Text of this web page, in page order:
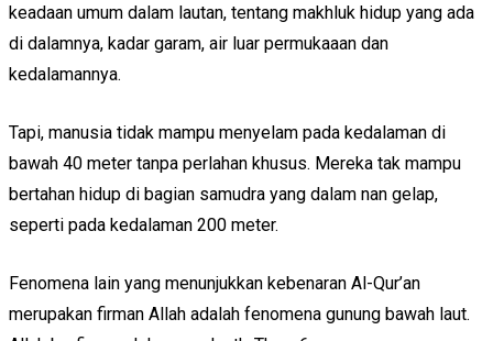
keadaan umum dalam lautan, tentang makhluk hidup yang ada
di dalamnya, kadar garam, air luar permukaaan dan
kedalamannya.
Tapi, manusia tidak mampu menyelam pada kedalaman di
bawah 40 meter tanpa perlahan khusus. Mereka tak mampu
bertahan hidup di bagian samudra yang dalam nan gelap,
seperti pada kedalaman 200 meter.
Fenomena lain yang menunjukkan kebenaran Al-Qur’an
merupakan firman Allah adalah fenomena gunung bawah laut.